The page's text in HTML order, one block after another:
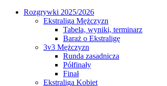
Rozgrywki 2025/2026
Ekstraliga Mężczyzn
Tabela, wyniki, terminarz
Baraż o Ekstraligę
3v3 Mężczyzn
Runda zasadnicza
Półfinały
Finał
Ekstraliga Kobiet